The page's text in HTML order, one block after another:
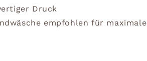
Druck
empfohlen für maximale